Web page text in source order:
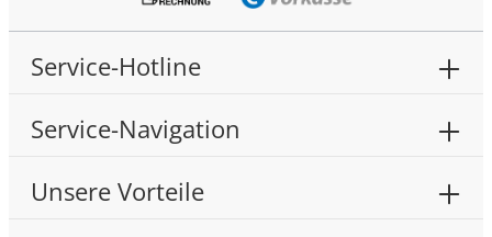
Service-Hotline
Service-Navigation
Unsere Vorteile